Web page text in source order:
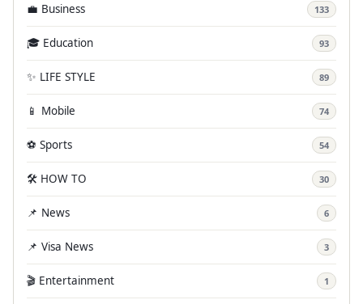
💼 Business 133
🎓 Education 93
✨ LIFE STYLE 89
📱 Mobile 74
⚽ Sports 54
🛠️ HOW TO 30
📌 News 6
📌 Visa News 3
🎬 Entertainment 1